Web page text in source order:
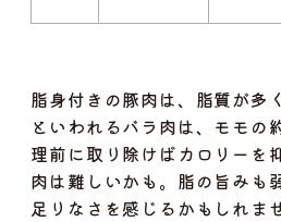
脂身付きの豚肉は、脂質が多
といわれるバラ肉は、モモの
理前に取り除けばカロリーを
肉は難しいかも。脂の旨みも
足りなさを感じるかもしれませ